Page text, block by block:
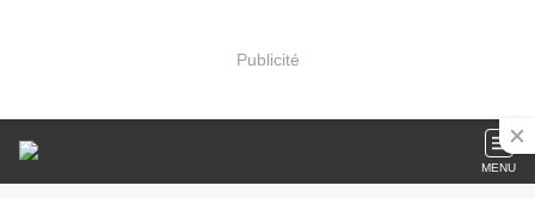
Publicité
MENU